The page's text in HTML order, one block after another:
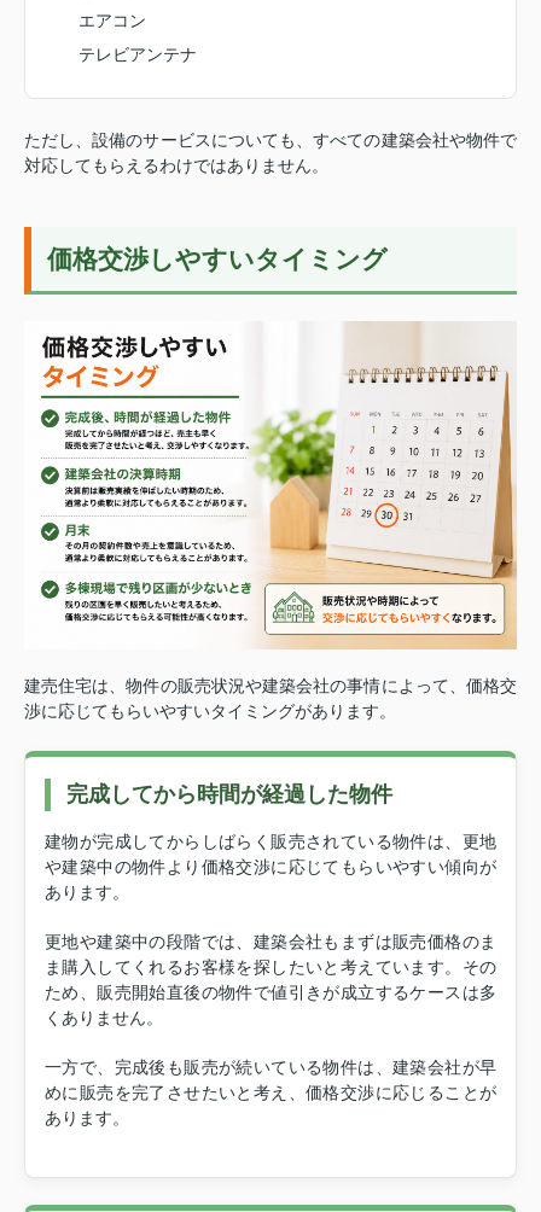
エアコン
テレビアンテナ
ただし、設備のサービスについても、すべての建築会社や物件で
対応してもらえるわけではありません。
価格交渉しやすいタイミング
建売住宅は、物件の販売状況や建築会社の事情によって、価格交
渉に応じてもらいやすいタイミングがあります。
完成してから時間が経過した物件
建物が完成してからしばらく販売されている物件は、更地
や建築中の物件より価格交渉に応じてもらいやすい傾向が
あります。
更地や建築中の段階では、建築会社もまずは販売価格のま
ま購入してくれるお客様を探したいと考えています。その
ため、販売開始直後の物件で値引きが成立するケースは多
くありません。
一方で、完成後も販売が続いている物件は、建築会社が早
めに販売を完了させたいと考え、価格交渉に応じることが
あります。